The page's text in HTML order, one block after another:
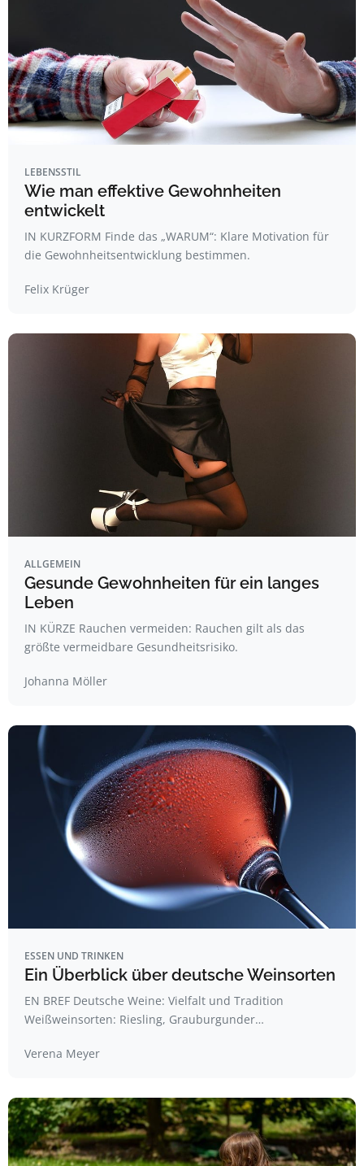
LEBENSSTIL
Wie man effektive Gewohnheiten
entwickelt
IN KURZFORM Finde das „WARUM“: Klare Motivation für
die Gewohnheitsentwicklung bestimmen.
Felix Krüger
ALLGEMEIN
Gesunde Gewohnheiten für ein langes
Leben
IN KÜRZE Rauchen vermeiden: Rauchen gilt als das
größte vermeidbare Gesundheitsrisiko.
Johanna Möller
ESSEN UND TRINKEN
Ein Überblick über deutsche Weinsorten
EN BREF Deutsche Weine: Vielfalt und Tradition
Weißweinsorten: Riesling, Grauburgunder…
Verena Meyer